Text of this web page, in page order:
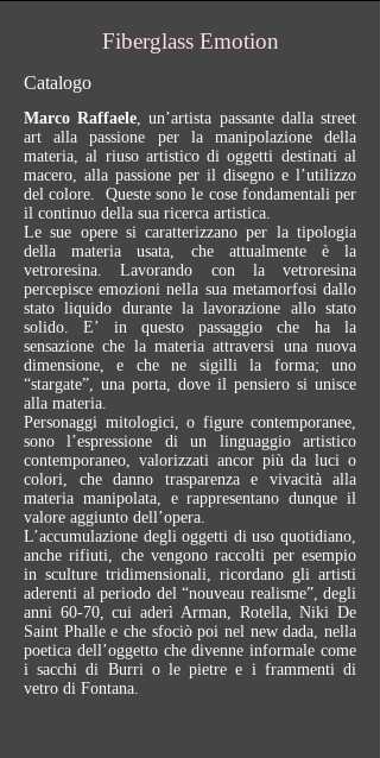
Fiberglass Emotion
Catalogo
Marco Raffaele, un’artista passante dalla street
art alla passione per la manipolazione della
materia, al riuso artistico di oggetti destinati al
macero, alla passione per il disegno e l’utilizzo
del colore. Queste sono le cose fondamentali per
il continuo della sua ricerca artistica.
Le sue opere si caratterizzano per la tipologia
della materia usata, che attualmente è la
vetroresina. Lavorando con la vetroresina
percepisce emozioni nella sua metamorfosi dallo
stato liquido durante la lavorazione allo stato
solido. E’ in questo passaggio che ha la
sensazione che la materia attraversi una nuova
dimensione, e che ne sigilli la forma; uno
“stargate”, una porta, dove il pensiero si unisce
alla materia.
Personaggi mitologici, o figure contemporanee,
sono l’espressione di un linguaggio artistico
contemporaneo, valorizzati ancor più da luci o
colori, che danno trasparenza e vivacità alla
materia manipolata, e rappresentano dunque il
valore aggiunto dell’opera.
L’accumulazione degli oggetti di uso quotidiano,
anche rifiuti, che vengono raccolti per esempio
in sculture tridimensionali, ricordano gli artisti
aderenti al periodo del “nouveau realisme”, degli
anni 60-70, cui aderì Arman, Rotella, Niki De
Saint Phalle e che sfociò poi nel new dada, nella
poetica dell’oggetto che divenne informale come
i sacchi di Burri o le pietre e i frammenti di
vetro di Fontana.